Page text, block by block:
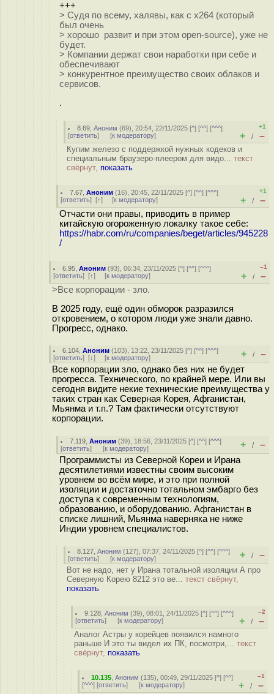
+++
> Судя по всему, халявы, как с x264 (который
был очень
> хорошо развит и при этом open-source), уже не
будет.
> Компании держат свои наработки при себе и
обеспечивают
> конкурентное преимущество своих облаков и
сервисов.
.
8.69 ,Аноним (69), 20:54, 22/11/2025 [^] [^^] [^^^]
[ответить] [к модератору]
+1
+ / –
Купим железо с поддержкой нужных кодеков и
специальным браузеро-плеером для видо... текст
свёрнут, показать
7.67 ,Аноним (16), 20:45, 22/11/2025 [^] [^^] [^^^]
[ответить] [↑] [к модератору]
+1
+ / –
Отчасти они правы, приводить в пример
китайскую огороженную локалку такое себе:
https://habr.com/ru/companies/beget/articles/945228
/
6.95 ,Аноним (93), 06:34, 23/11/2025 [^] [^^] [^^^]
[ответить] [↑] [к модератору]
–1
+ / –
>Все корпорации - зло.
В 2025 году, ещё один обморок разразился
откровением, о котором люди уже знали давно.
Прогресс, однако.
6.104 ,Аноним (103), 13:22, 23/11/2025 [^] [^^] [^^^]
[ответить] [↓] [к модератору] + / –
Все корпорации зло, однако без них не будет
прогресса. Технического, по крайней мере. Или вы
сегодня видите некие технические преимущества у
таких стран как Северная Корея, Афганистан,
Мьянма и т.п.? Там фактически отсутствуют
корпорации.
7.119 ,Аноним (39), 18:56, 23/11/2025 [^] [^^] [^^^]
[ответить] [к модератору] + / –
Программисты из Северной Кореи и Ирана
десятилетиями известны своим высоким
уровнем во всём мире, и это при полной
изоляции и достаточно тотальном эмбарго без
доступа к современным технологиям,
образованию, и оборудованию. Афганистан в
списке лишний, Мьянма наверняка не ниже
Индии уровнем специалистов.
8.127 ,Аноним (127), 07:37, 24/11/2025 [^] [^^] [^^^]
[ответить] [к модератору] + / –
Вот не надо, нет у Ирана тотальной изоляции А про
Северную Корею 8212 это ве... текст свёрнут,
показать
9.128 ,Аноним (39), 08:01, 24/11/2025 [^] [^^] [^^^]
[ответить] [к модератору]
–2
+ / –
Аналог Астры у корейцев появился намного
раньше И это ты видел их ПК, посмотри,... текст
свёрнут, показать
10.135 ,Аноним (135), 00:49, 29/11/2025 [^] [^^]
[^^^] [ответить] [к модератору]
–1
+ / –